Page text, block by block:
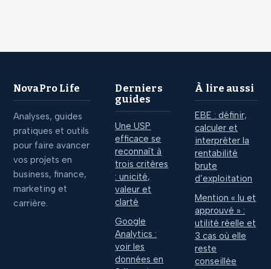
NovaPro Life
Analyses, guides
pratiques et outils
pour faire avancer
vos projets en
business, finance,
marketing et
carrière.
Derniers
guides
Une USP
efficace se
reconnaît à
trois critères
: unicité,
valeur et
clarté
Google
Analytics :
voir les
données en
À lire aussi
EBE : définir,
calculer et
interpréter la
rentabilité
brute
d’exploitation
Mention « lu et
approuvé » :
utilité réelle et
3 cas où elle
reste
conseillée